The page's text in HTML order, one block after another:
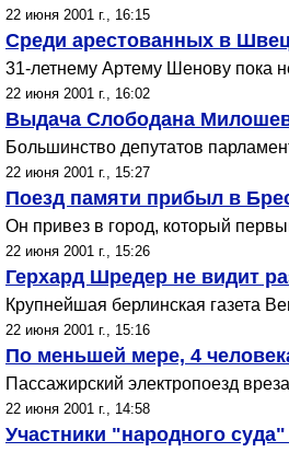
22 июня 2001 г., 16:15
Среди арестованных в
31-летнему Артему Шенову пока
22 июня 2001 г., 16:02
Выдача Слободана
Большинство депутатов
22 июня 2001 г., 15:27
Поезд памяти прибыл в
Он привез в город, который
22 июня 2001 г., 15:26
Герхард Шредер не видит
Крупнейшая берлинская газета
22 июня 2001 г., 15:16
По меньшей мере, 4
Пассажирский электропоезд
22 июня 2001 г., 14:58
Участники "народного